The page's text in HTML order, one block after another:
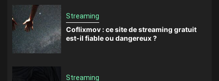
Streaming
Coflixmov : ce site de streaming gratuit
est-il fiable ou dangereux ?
Streaming